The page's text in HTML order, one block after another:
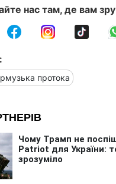
нас там, де вам
протока